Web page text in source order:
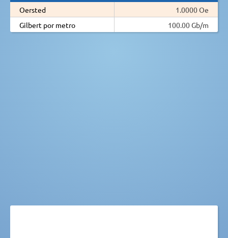
Oersted
1.0000 Oe
Gilbert por metro
100.00 Gb/m